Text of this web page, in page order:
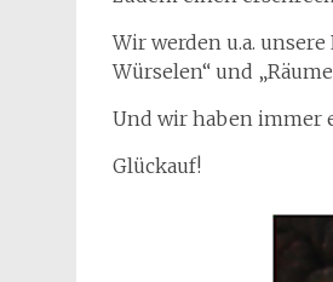
Wir werden u.a.
Würselen“ und
Und wir haben immer
Glückauf!